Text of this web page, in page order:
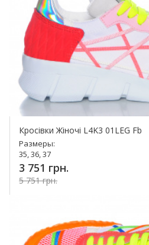
Кросівки Жіночі L4K3 01LEG Fb
Размеры:
35, 36, 37
3 751 грн.
5 751 грн.